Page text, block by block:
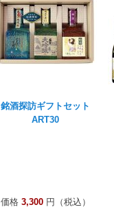
銘酒探訪ギフトセット
ART30
価格 3,300円（税込）